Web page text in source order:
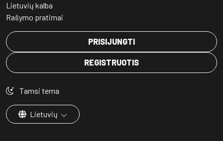
Lietuvių kalba
Rašymo pratimai
PRISIJUNGTI
REGISTRUOTIS
Tamsi tema
Lietuvių